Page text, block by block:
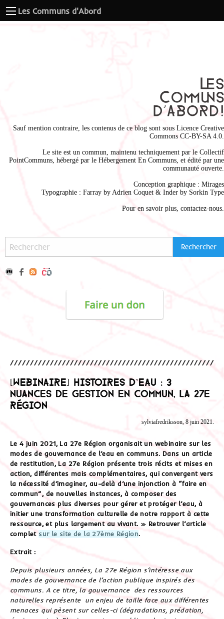
Les Communs d'Abord
Sauf mention contraire, les contenus de ce blog sont sous Licence Creative
Commons CC-BY-SA 4.0
Le site est un commun, maintenu techniquement par le Collectif
PointCommuns , hébergé par le Hébergement En Communs , et édité par une
communauté ouverte.
Conception graphique : Mirages
Typographie : Farray by Adrien Coquet & Inder by Sorkin Type
Pour en savoir plus, contactez-nous
[Webinaire] Histoires d’eau : 3
nuances de gestion en commun, La 27e
Région
sylviafredriksson, 8 juin 2021.
Le 4 juin 2021, La 27e Région organisait un webinaire sur les
modes de gouvernance de l’eau en communs. Dans un article
de restitution, La 27e Région présente trois récits et mises en
action, différentes mais complémentaires, qui convergent vers
la nécessité d’imaginer, au-delà d’une injonction à “faire en
commun”, de nouvelles instances, à composer des
gouvernances plus diverses pour gérer et protéger l’eau, à
initier une transformation culturelle de notre rapport à cette
ressource, et plus largement au vivant. » Retrouver l’article
complet sur le site de la 27ème Région.
Extrait :
Depuis plusieurs années, La 27e Région s’intéresse aux
modes de gouvernance de l’action publique inspirés des
communs. A ce titre, la gouvernance des ressources
naturelles représente un enjeu de taille face aux différentes
menaces qui pèsent sur celles-ci (dégradations, prédation,